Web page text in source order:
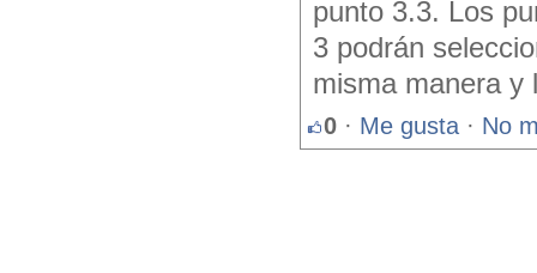
punto 3.3. Los
3 podrán
misma manera y
0 · Me gusta · No